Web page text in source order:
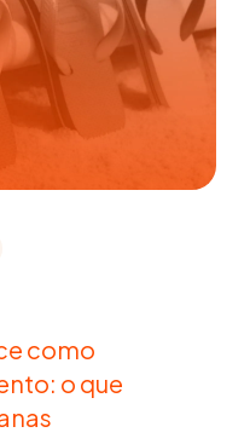
como
o que